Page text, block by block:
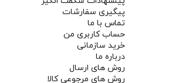
پیگیری سفارشات
تماس با ما
حساب کاربری من
خرید سازمانی
درباره ما
روش های ارسال
روش های مرجوعی کالا